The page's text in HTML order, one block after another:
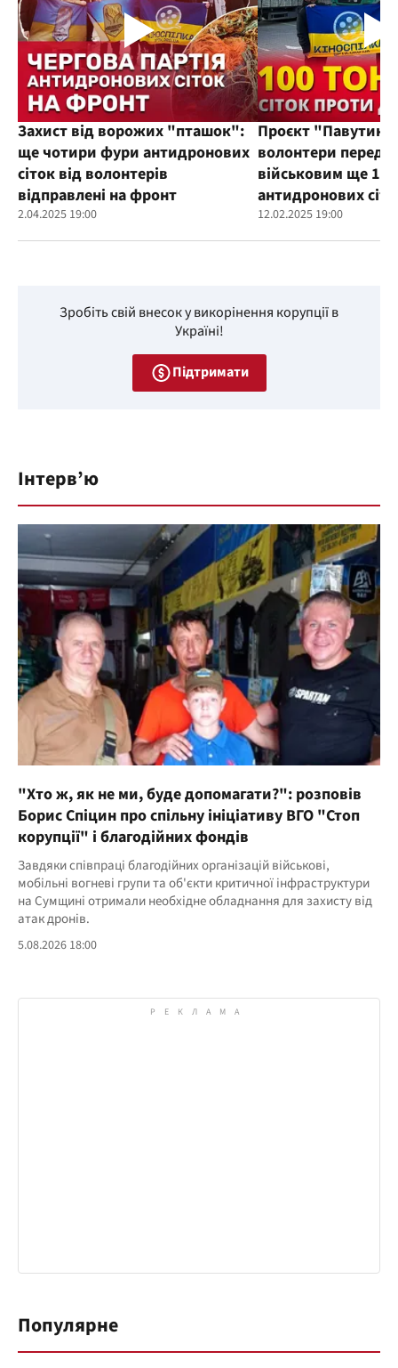
Захист від ворожих "пташок":
ще чотири фури антидронових
сіток від волонтерів
відправлені на фронт
2.04.2025 19:00
Проєкт
волонтери
військовим ще
антидронових
12.02.2025 19:00
Зробіть свій внесок у викорінення корупції в
Україні!
Підтримати
Інтерв’ю
"Хто ж, як не ми, буде допомагати?": розповів
Борис Спіцин про спільну ініціативу ВГО "Стоп
корупції" і благодійних фондів
Завдяки співпраці благодійних організацій військові,
мобільні вогневі групи та об'єкти критичної інфраструктури
на Сумщині отримали необхідне обладнання для захисту від
атак дронів.
5.08.2026 18:00
Популярне